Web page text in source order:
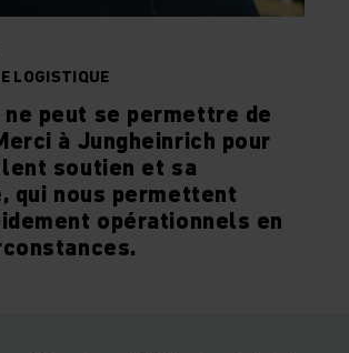
LOGISTIQUE
ne peut se permettre de
à Jungheinrich pour
soutien et sa
qui nous permettent
opérationnels en